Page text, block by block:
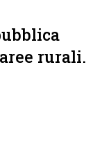
rurali.